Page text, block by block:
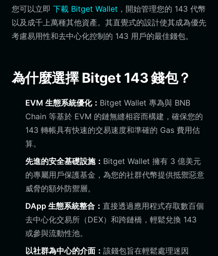
您可以立即 下載 Bitget Wallet ，開始管理您的 143 代幣
以及成千上萬種其他資產。其直覺式的設計使其成為優先
考慮易用性和去中心化控制的 143 用戶的最佳錢包。
為什麼選擇 Bitget 143 錢包？
EVM 生態系統優化： Bitget Wallet 專為與 BNB
Chain 等基於 EVM 的鏈無縫相容而構建，確保您的
143 轉帳具有快速的交易速度和準確的 Gas 費用估
算。
先進的安全基礎設施： Bitget Wallet 擁有 3 億美元
的專屬用戶保護基金，為您的社群代幣提供抵禦惡意
威脅的額外防禦層。
DApp 生態系統整合： 直接透過應用程式存取數百個
去中心化交易所（DEX）和跨鏈橋，輕鬆兌換 143
或參與流動性池。
以社群為中心的介面： 該錢包旨在輕鬆處理迷因